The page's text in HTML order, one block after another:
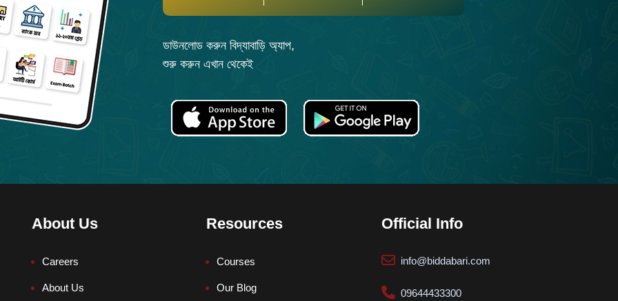
ডাউনলোড করুন বিদ্যাবাড়ি অ্যাপ,
শুরু করুন এখান থেকেই
About Us
Careers
About Us
Resources
Courses
Our Blog
Official Info
info@biddabari.com
09644433300
How can we help? 👋